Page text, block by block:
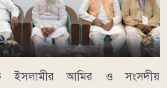
ইসলামীর আমির ও সংসদীয়